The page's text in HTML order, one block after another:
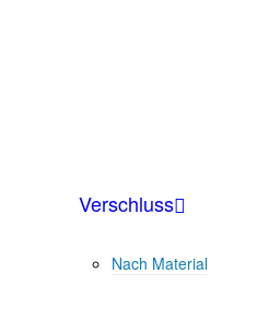
Verschluss
Nach Material